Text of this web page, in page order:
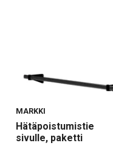
MARKKI
Hätäpoistumistie
sivulle, paketti